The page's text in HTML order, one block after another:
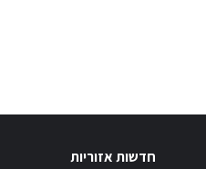
חדשות אזוריות